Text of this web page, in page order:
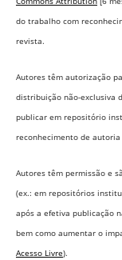
do trabalho com
revista.
Autores têm autorização
distribuição não-exclusiva
publicar em repositório
reconhecimento de
Autores têm permissão e
(ex.: em repositórios
após a efetiva publicação
bem como aumentar o
Acesso Livre).